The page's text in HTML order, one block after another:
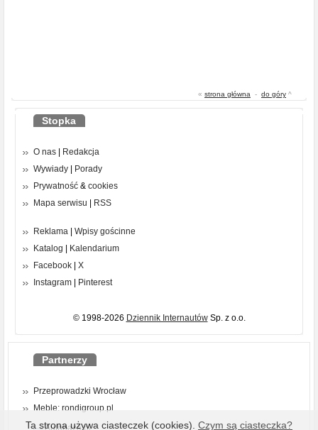
« strona główna - do góry ^
Stopka
O nas
Redakcja
Wywiady
Porady
Prywatność & cookies
Mapa serwisu
RSS
Reklama
Wpisy gościnne
Katalog
Kalendarium
Facebook
X
Instagram
Pinterest
© 1998-2026 Dziennik InternautówSp. z o.o.
Partnerzy
Przeprowadzki Wrocław
Meble: rondigroup.pl
Ta strona używa ciasteczek (cookies). Czym są ciasteczka?